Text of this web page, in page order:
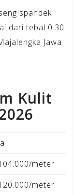
spandek
dari tebal 0.30
Jawa
Kulit
meter
meter